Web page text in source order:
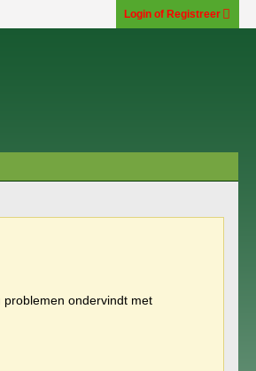
Login of Registreer
problemen ondervindt met